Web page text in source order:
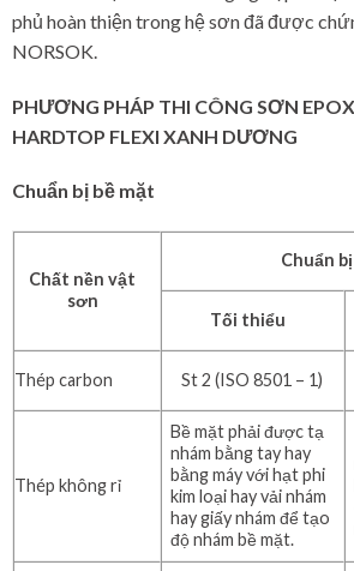
phủ hoàn thiện trong hệ sơn đã được
NORSOK.
PHƯƠNG PHÁP THI CÔNG SƠN
HARDTOP FLEXI XANH DƯƠNG
Chuẩn bị bề mặt
Chất nền vật
sơn
Chuẩn
Tối thiểu
Thép carbon St 2 (ISO 8501 – 1)
Thép không rỉ
Bề mặt phải được tạ
nhám bằng tay hay
bằng máy với hạt phi
kim loại hay vải nhám
hay giấy nhám để tạo
độ nhám bề mặt.